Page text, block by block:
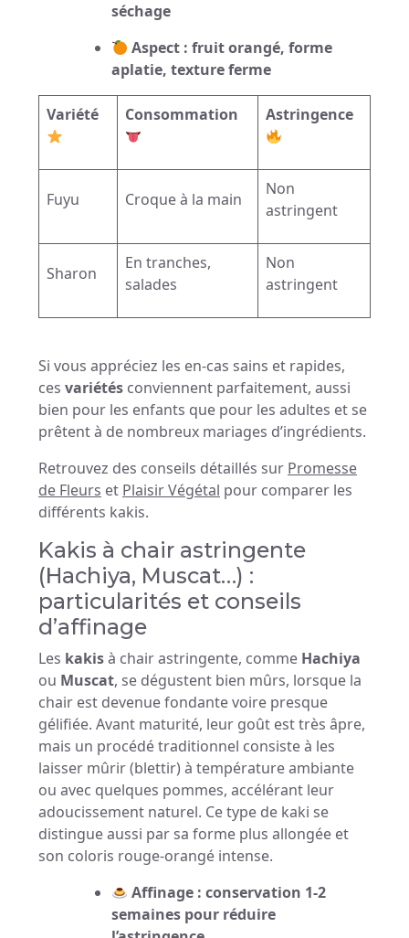
séchage
Aspect : fruit orangé, forme
aplatie, texture ferme
Variété Consommation Astringence
Fuyu Croque à la main
Non
astringent
Sharon
En tranches,
salades
Non
astringent
Si vous appréciez les en-cas sains et rapides,
ces variétés conviennent parfaitement, aussi
bien pour les enfants que pour les adultes et se
prêtent à de nombreux mariages d’ingrédients.
Retrouvez des conseils détaillés sur Promesse
de Fleurs et Plaisir Végétal pour comparer les
différents kakis.
Kakis à chair astringente
(Hachiya, Muscat…) :
particularités et conseils
d’affinage
Les kakisà chair astringente, comme Hachiya
ou Muscat, se dégustent bien mûrs, lorsque la
chair est devenue fondante voire presque
gélifiée. Avant maturité, leur goût est très âpre,
mais un procédé traditionnel consiste à les
laisser mûrir (blettir) à température ambiante
ou avec quelques pommes, accélérant leur
adoucissement naturel. Ce type de kaki se
distingue aussi par sa forme plus allongée et
son coloris rouge-orangé intense.
Affinage : conservation 1-2
semaines pour réduire